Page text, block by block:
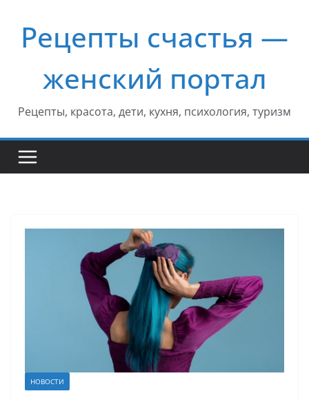
содержимому
Рецепты счастья —
женский портал
Рецепты, красота, дети, кухня, психология, туризм
НОВОСТИ